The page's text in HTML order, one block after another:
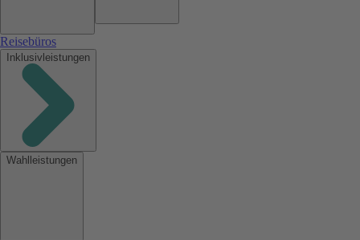
Reisebüros
Inklusivleistungen
Wahlleistungen